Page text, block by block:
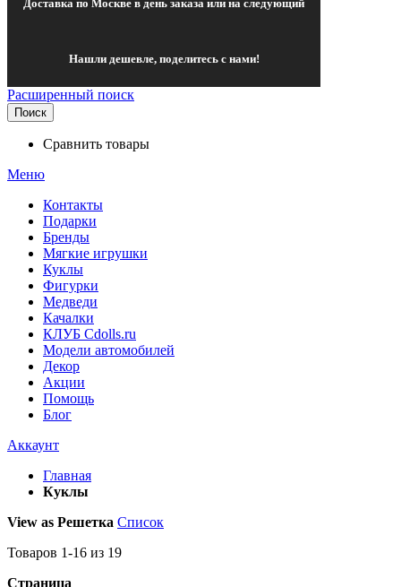
Доставка по Москве в день заказа или на следующий
Нашли дешевле, поделитесь с нами!
Расширенный поиск
Поиск
Сравнить товары
Меню
Контакты
Подарки
Бренды
Мягкие игрушки
Куклы
Фигурки
Медведи
Качалки
КЛУБ Cdolls.ru
Модели автомобилей
Декор
Акции
Помощь
Блог
Аккаунт
Главная
Куклы
View as Решетка Список
Товаров 1-16 из 19
Страница